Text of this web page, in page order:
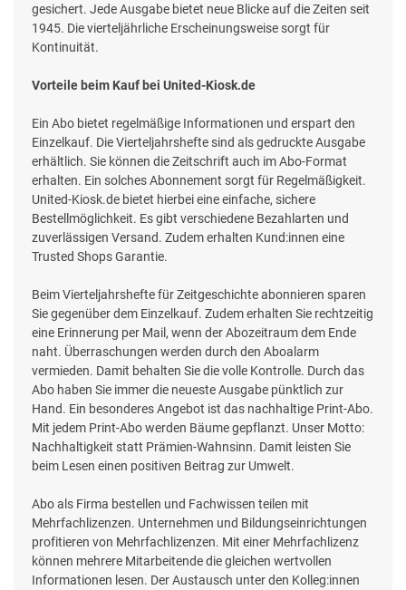
gesichert. Jede Ausgabe bietet neue Blicke auf die Zeiten seit
1945. Die vierteljährliche Erscheinungsweise sorgt für
Kontinuität.
Vorteile beim Kauf bei United-Kiosk.de
Ein Abo bietet regelmäßige Informationen und erspart den
Einzelkauf. Die Vierteljahrshefte sind als gedruckte Ausgabe
erhältlich. Sie können die Zeitschrift auch im Abo-Format
erhalten. Ein solches Abonnement sorgt für Regelmäßigkeit.
United-Kiosk.de bietet hierbei eine einfache, sichere
Bestellmöglichkeit. Es gibt verschiedene Bezahlarten und
zuverlässigen Versand. Zudem erhalten Kund:innen eine
Trusted Shops Garantie.
Beim Vierteljahrshefte für Zeitgeschichte abonnieren sparen
Sie gegenüber dem Einzelkauf. Zudem erhalten Sie rechtzeitig
eine Erinnerung per Mail, wenn der Abozeitraum dem Ende
naht. Überraschungen werden durch den Aboalarm
vermieden. Damit behalten Sie die volle Kontrolle. Durch das
Abo haben Sie immer die neueste Ausgabe pünktlich zur
Hand. Ein besonderes Angebot ist das nachhaltige Print-Abo.
Mit jedem Print-Abo werden Bäume gepflanzt. Unser Motto:
Nachhaltigkeit statt Prämien-Wahnsinn. Damit leisten Sie
beim Lesen einen positiven Beitrag zur Umwelt.
Abo als Firma bestellen und Fachwissen teilen mit
Mehrfachlizenzen. Unternehmen und Bildungseinrichtungen
profitieren von Mehrfachlizenzen. Mit einer Mehrfachlizenz
können mehrere Mitarbeitende die gleichen wertvollen
Informationen lesen. Der Austausch unter den Kolleg:innen